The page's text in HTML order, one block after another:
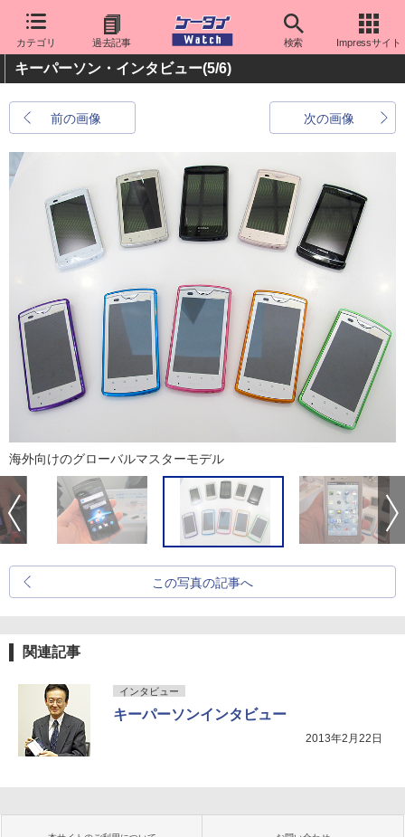
カテゴリ 過去記事 検索 Impressサイト
キーパーソン・インタビュー(5/6)
前の画像 次の画像
海外向けのグローバルマスターモデル
この写真の記事へ
関連記事
インタビュー
キーパーソンインタビュー
2013年2月22日